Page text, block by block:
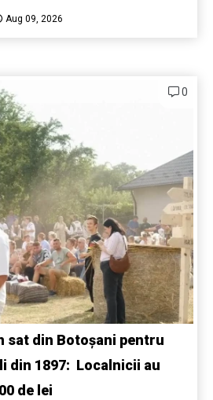
Aug 09, 2026
0
sat din Botoșani pentru
din 1897: Localnicii au
de lei